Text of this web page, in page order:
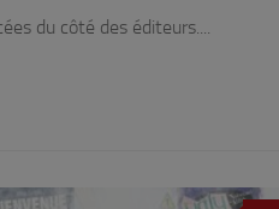
du côté des éditeurs....